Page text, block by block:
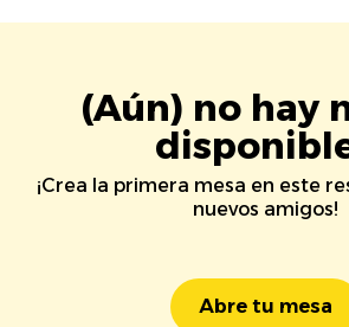
(Aún) no hay
¡Crea la primera mesa en este
nuevos amigos!
Abre tu mesa